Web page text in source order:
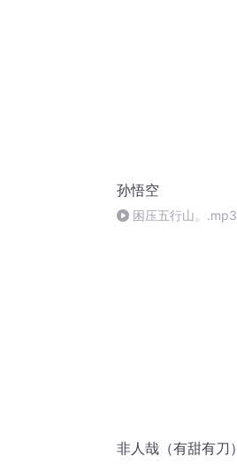
孙悟空
困压五行山。.mp3
非人哉（有甜有刀）